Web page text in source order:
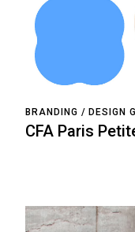
BRANDING DESIGN
CFA Paris